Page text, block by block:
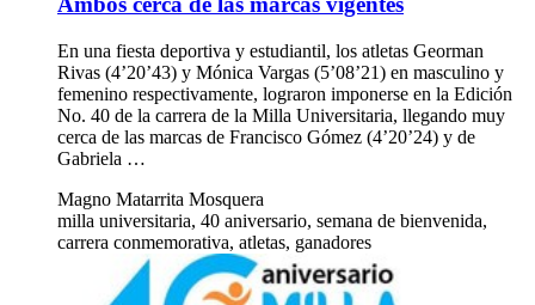
En una fiesta deportiva y estudiantil, los atletas Georman
Rivas (4’20’43) y Mónica Vargas (5’08’21) en masculino y
femenino respectivamente, lograron imponerse en la Edición
No. 40 de la carrera de la Milla Universitaria, llegando muy
cerca de las marcas de Francisco Gómez (4’20’24) y de
Gabriela …
Magno Matarrita Mosquera
milla universitaria, 40 aniversario, semana de bienvenida,
carrera conmemorativa, atletas, ganadores